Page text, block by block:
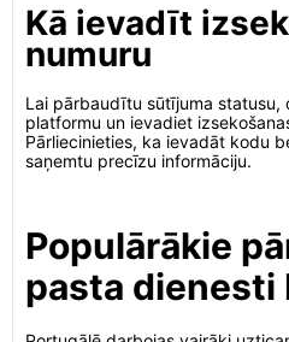
Kā ievadīt
numuru
Lai pārbaudītu sūtījuma statusu,
platformu un ievadiet
Pārliecinieties, ka ievadāt kodu
saņemtu precīzu informāciju.
Populārākie
pasta dienesti